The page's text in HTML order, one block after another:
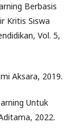
Berbasis
Kritis Siswa
Vol. 5,
Aksara, 2019.
Untuk
2022.